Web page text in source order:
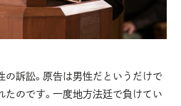
の訴訟。原告は男性だというだけで
のです。一度地方法廷で負けてい